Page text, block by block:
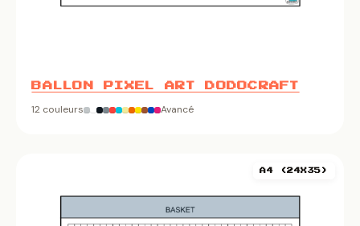
BALLON PIXEL ART DODOCRAFT
12 couleurs Avancé
A4 (24X35)